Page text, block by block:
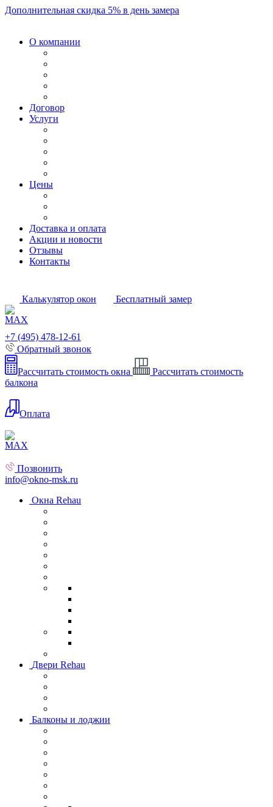
Дополнительная скидка 5% в день замера
О компании
Договор
Услуги
Цены
Доставка и оплата
Акции и новости
Отзывы
Контакты
Калькулятор окон Бесплатный замер
+7 (495) 478-12-61
Обратный звонок
Рассчитать стоимость окна
Рассчитать стоимость
балкона
Оплата
Позвонить
info@okno-msk.ru
Окна Rehau
Двери Rehau
Балконы и лоджии